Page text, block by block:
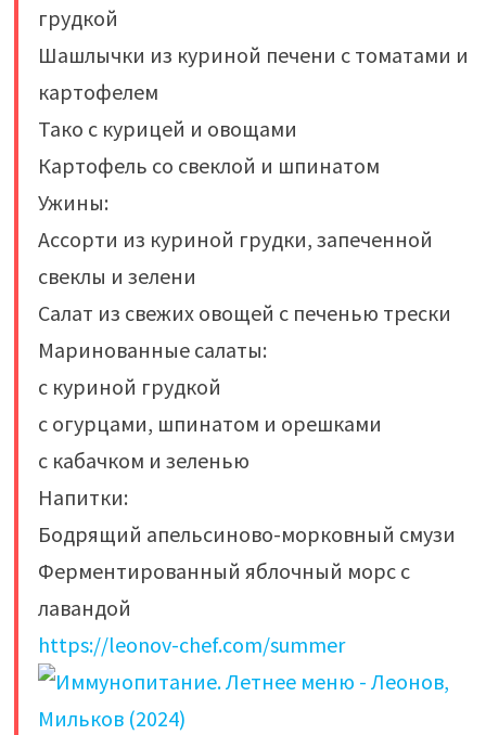
грудкой
Шашлычки из куриной печени с томатами и
картофелем
Тако с курицей и овощами
Картофель со свеклой и шпинатом
Ужины:
Ассорти из куриной грудки, запеченной
свеклы и зелени
Салат из свежих овощей с печенью трески
Маринованные салаты:
с куриной грудкой
с огурцами, шпинатом и орешками
с кабачком и зеленью
Напитки:
Бодрящий апельсиново-морковный смузи
Ферментированный яблочный морс с
лавандой
https://leonov-chef.com/summer